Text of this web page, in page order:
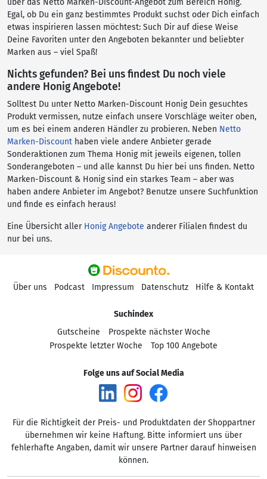
über das Netto Marken-Discount-Angebot zum Bereich Honig.
Egal, ob Du ein ganz bestimmtes Produkt suchst oder Dich einfach
etwas inspirieren lassen möchtest: Such Dir auf diese Weise
Deine Favoriten unter den Angeboten bekannter und beliebter
Marken aus – viel Spaß!
Nichts gefunden? Bei uns findest Du noch viele
andere Honig Angebote!
Solltest Du unter Netto Marken-Discount Honig Dein gesuchtes
Produkt vermissen, nutze einfach unsere Vorschläge weiter oben,
um es bei einem anderen Händler zu probieren. Neben Netto
Marken-Discount haben viele andere Anbieter gerade
Sonderaktionen zum Thema Honig mit jeweils eigenen, tollen
Sonderangeboten – und alle kannst Du hier bei uns finden. Netto
Marken-Discount & Honig sind ein starkes Team – aber was
haben andere Anbieter im Angebot? Benutze unsere Suchfunktion
und finde es einfach heraus!
Eine Übersicht aller Honig Angebote anderer Filialen findest du
nur bei uns.
Über uns Podcast Impressum Datenschutz Hilfe & Kontakt
Suchindex
Gutscheine
Prospekte nächster Woche
Prospekte letzter Woche
Top 100 Angebote
Folge uns auf Social Media
Für die Richtigkeit der Preis- und Produktdaten der Shoppartner
übernehmen wir keine Haftung. Bitte informiert uns über
fehlerhafte Angaben, damit wir unsere Partner darauf hinweisen
können.